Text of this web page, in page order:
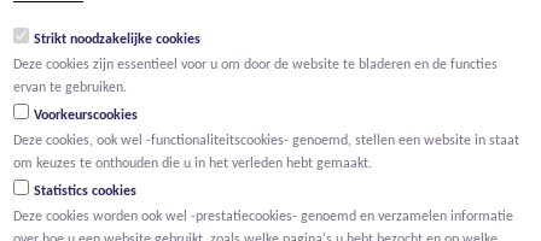
BTW BE 0466.256.432
Strikt noodzakelijke cookies
Deze cookies zijn essentieel voor u om door de website te bladeren en de functies
ervan te gebruiken.
Voorkeurscookies
Deze cookies, ook wel -functionaliteitscookies- genoemd, stellen een website in staat
om keuzes te onthouden die u in het verleden hebt gemaakt.
Statistics cookies
Deze cookies worden ook wel -prestatiecookies- genoemd en verzamelen informatie